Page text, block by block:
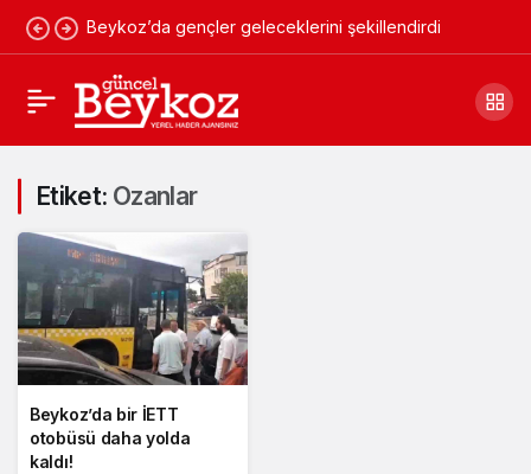
Beykoz’da gençler geleceklerini şekillendirdi
Etiket: Ozanlar
Beykoz’da bir İETT
otobüsü daha yolda
kaldı!